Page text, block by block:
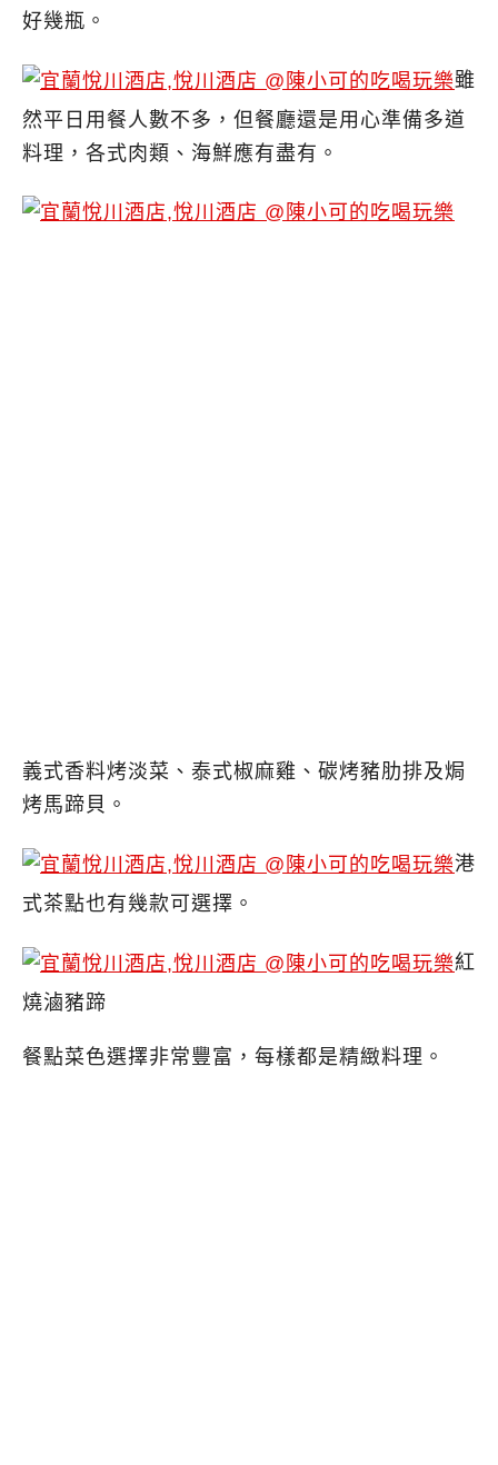
好幾瓶。
雖
然平日用餐人數不多，但餐廳還是用心準備多道
料理，各式肉類、海鮮應有盡有。
義式香料烤淡菜、泰式椒麻雞、碳烤豬肋排及焗
烤馬蹄貝。
港
式茶點也有幾款可選擇。
紅
燒滷豬蹄
餐點菜色選擇非常豐富，每樣都是精緻料理。